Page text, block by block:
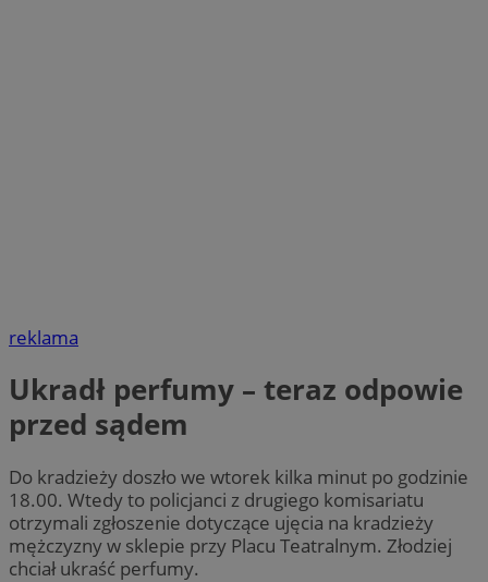
reklama
Ukradł perfumy – teraz odpowie
przed sądem
Do kradzieży doszło we wtorek kilka minut po godzinie
18.00. Wtedy to policjanci z drugiego komisariatu
otrzymali zgłoszenie dotyczące ujęcia na kradzieży
mężczyzny w sklepie przy Placu Teatralnym. Złodziej
chciał ukraść perfumy.